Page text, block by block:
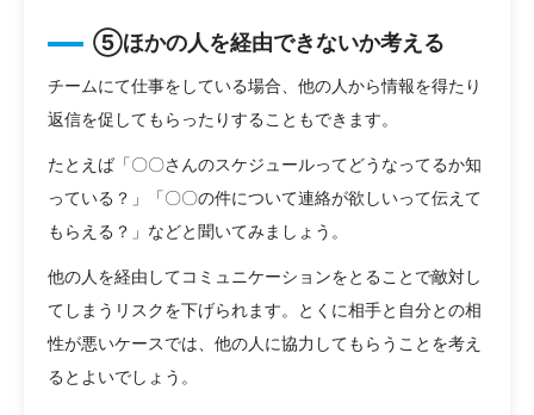
⑤ほかの人を経由できないか考える
チームにて仕事をしている場合、他の人から情報を得たり
返信を促してもらったりすることもできます。
たとえば「〇〇さんのスケジュールってどうなってるか知
っている？」「〇〇の件について連絡が欲しいって伝えて
もらえる？」などと聞いてみましょう。
他の人を経由してコミュニケーションをとることで敵対し
てしまうリスクを下げられます。とくに相手と自分との相
性が悪いケースでは、他の人に協力してもらうことを考え
るとよいでしょう。